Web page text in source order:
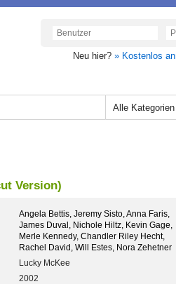
Neu hier? » Kostenlos
Alle Kategorien
Version)
Angela Bettis, Jeremy Sisto, Anna Faris,
James Duval, Nichole Hiltz, Kevin Gage,
Merle Kennedy, Chandler Riley Hecht,
Rachel David, Will Estes, Nora Zehetner
Lucky McKee
2002